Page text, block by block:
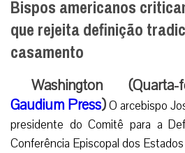
Bispos americanos
que rejeita definição
casamento
Washington (Quarta-
Gaudium Press)O arcebispo
presidente do Comitê para a
Conferência Episcopal dos